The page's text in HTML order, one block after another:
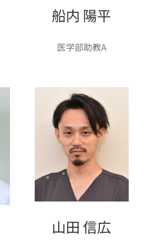
船内 陽平
医学部助教A
山田 信広